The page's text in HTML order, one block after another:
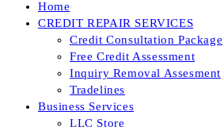
Home
CREDIT REPAIR SERVICES
Credit Consultation Package
Free Credit Assessment
Inquiry Removal Assesment
Tradelines
Business Services
LLC Store